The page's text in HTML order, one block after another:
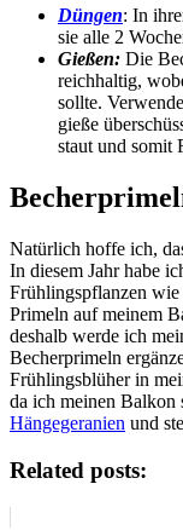
Düngen: In
sie alle 2
Gießen: Die
reichhaltig,
sollte. Verwende
gieße
staut und somit
Natürlich hoffe ich,
In diesem Jahr habe
Frühlingspflanzen
Primeln auf meinem
deshalb werde ich
Becherprimeln
Frühlingsblüher in
da ich meinen Balkon
Hängegeranien und
Related posts: